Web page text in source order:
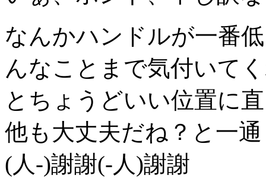
なんかハンドルが一番
んなことまで気付いて
とちょうどいい位置に
他も大丈夫だね？と一
(人-)謝謝(-人)謝謝